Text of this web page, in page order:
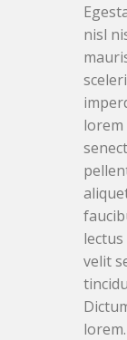
nisl
velit